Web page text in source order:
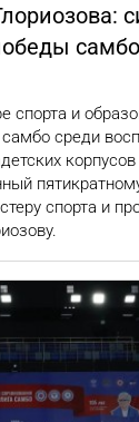
самбо
спорта и
среди
спорта и